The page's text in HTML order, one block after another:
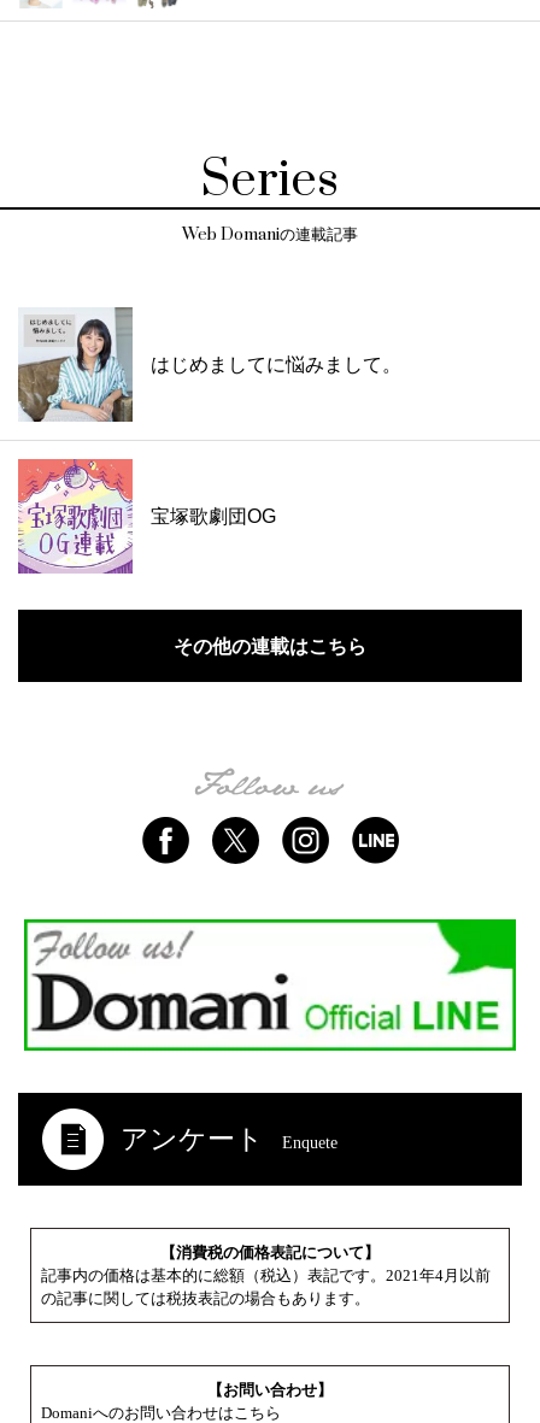
Series
Web Domaniの連載記事
はじめましてに悩みまして。
宝塚歌劇団OG
その他の連載はこちら
アンケート Enquete
【消費税の価格表記について】
記事内の価格は基本的に総額（税込）表記です。2021年4月以前
の記事に関しては税抜表記の場合もあります。
【お問い合わせ】
Domaniへのお問い合わせはこちら